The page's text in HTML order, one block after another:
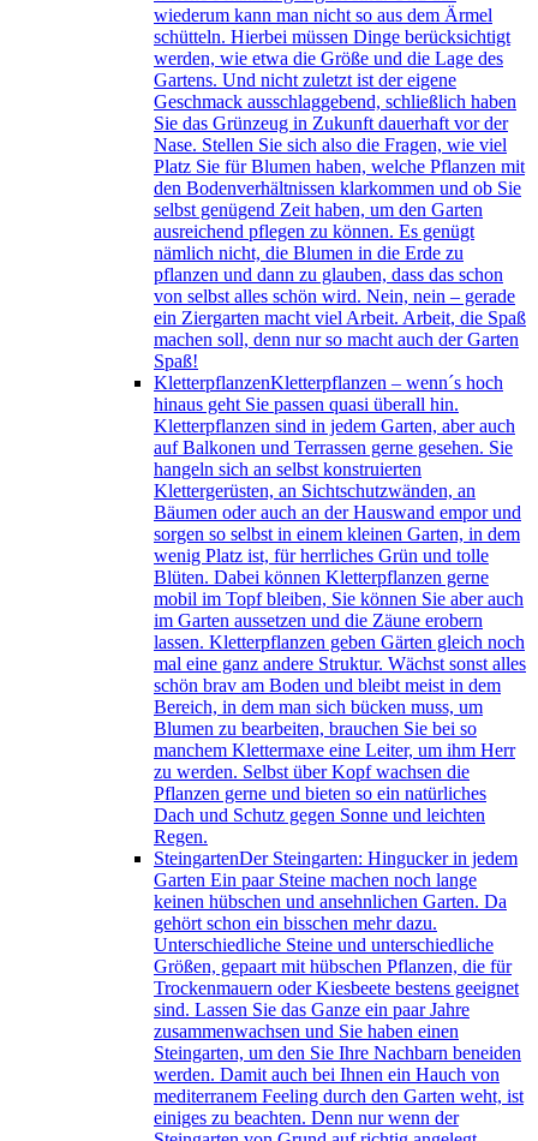
wiederum kann man nicht so aus dem Ärmel
schütteln. Hierbei müssen Dinge berücksichtigt
werden, wie etwa die Größe und die Lage des
Gartens. Und nicht zuletzt ist der eigene
Geschmack ausschlaggebend, schließlich haben
Sie das Grünzeug in Zukunft dauerhaft vor der
Nase. Stellen Sie sich also die Fragen, wie viel
Platz Sie für Blumen haben, welche Pflanzen mit
den Bodenverhältnissen klarkommen und ob Sie
selbst genügend Zeit haben, um den Garten
ausreichend pflegen zu können. Es genügt
nämlich nicht, die Blumen in die Erde zu
pflanzen und dann zu glauben, dass das schon
von selbst alles schön wird. Nein, nein – gerade
ein Ziergarten macht viel Arbeit. Arbeit, die Spaß
machen soll, denn nur so macht auch der Garten
Spaß!
KletterpflanzenKletterpflanzen – wenn´s hoch
hinaus geht Sie passen quasi überall hin.
Kletterpflanzen sind in jedem Garten, aber auch
auf Balkonen und Terrassen gerne gesehen. Sie
hangeln sich an selbst konstruierten
Klettergerüsten, an Sichtschutzwänden, an
Bäumen oder auch an der Hauswand empor und
sorgen so selbst in einem kleinen Garten, in dem
wenig Platz ist, für herrliches Grün und tolle
Blüten. Dabei können Kletterpflanzen gerne
mobil im Topf bleiben, Sie können Sie aber auch
im Garten aussetzen und die Zäune erobern
lassen. Kletterpflanzen geben Gärten gleich noch
mal eine ganz andere Struktur. Wächst sonst alles
schön brav am Boden und bleibt meist in dem
Bereich, in dem man sich bücken muss, um
Blumen zu bearbeiten, brauchen Sie bei so
manchem Klettermaxe eine Leiter, um ihm Herr
zu werden. Selbst über Kopf wachsen die
Pflanzen gerne und bieten so ein natürliches
Dach und Schutz gegen Sonne und leichten
Regen.
SteingartenDer Steingarten: Hingucker in jedem
Garten Ein paar Steine machen noch lange
keinen hübschen und ansehnlichen Garten. Da
gehört schon ein bisschen mehr dazu.
Unterschiedliche Steine und unterschiedliche
Größen, gepaart mit hübschen Pflanzen, die für
Trockenmauern oder Kiesbeete bestens geeignet
sind. Lassen Sie das Ganze ein paar Jahre
zusammenwachsen und Sie haben einen
Steingarten, um den Sie Ihre Nachbarn beneiden
werden. Damit auch bei Ihnen ein Hauch von
mediterranem Feeling durch den Garten weht, ist
einiges zu beachten. Denn nur wenn der